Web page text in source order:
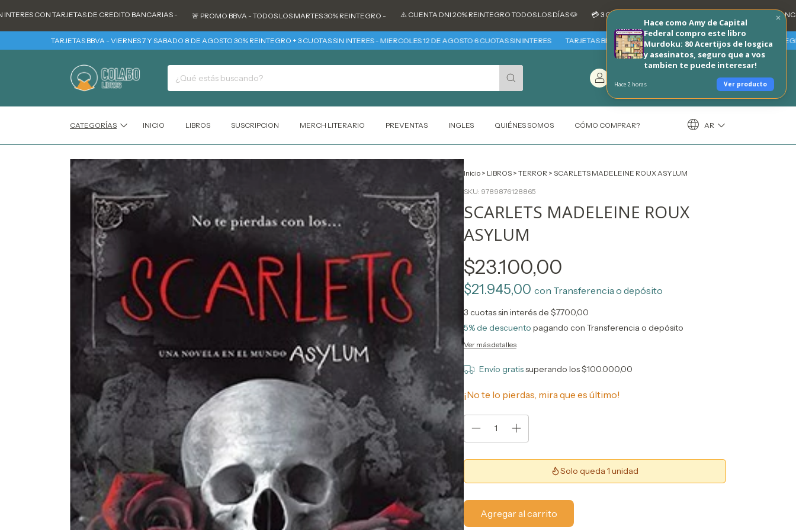
Hace como Amy de Capital
Federal compro este libro
Murdoku: 80 Acertijos de losgica
y asesinatos, seguro que a vos
tambien te puede interesar!
Hace 2 horas Ver producto
CON TARJETAS DE CREDITO BANCARIAS - 🚨 PROMO BBVA - TODOS LOS MARTES 30% REINTEGRO - ⚠️ CUENTA DNI 20% REINTEGRO TODOS LOS DÍAS 🐶 💳 3 CUOTAS SIN INTERES CON TARJETAS DE CREDITO BANCARIAS -
TARJETAS BBVA - VIERNES 7 Y SABADO 8 DE AGOSTO 30% REINTEGRO + 3 CUOTAS SIN INTERES - MIERCOLES 12 DE AGOSTO 6 CUOTAS SIN INTERES TARJETAS BBVA - VIERNES 7 Y SABADO 8 DE AGOSTO 30% REINTEGRO + 3
Registráte
CATEGORÍAS INICIO LIBROS SUSCRIPCION MERCH LITERARIO PREVENTAS INGLES QUIÉNES SOMOS CÓMO COMPRAR? AR
Inicio > LIBROS > TERROR > SCARLETS MADELEINE ROUX ASYLUM
SKU: 9789876128865
SCARLETS MADELEINE ROUX
ASYLUM
$23.100,00
$21.945,00 con Transferencia o depósito
3 cuotas sin interés de $7.700,00
5% de descuento pagando con Transferencia o depósito
Ver más detalles
Envío gratissuperando los$100.000,00
¡No te lo pierdas, mira que es último!
Solo queda 1 unidad